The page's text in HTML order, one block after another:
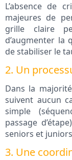
L’absence de
majeures de
grille claire
d’augmenter la
de stabiliser le
2. Un
Dans la
suivent aucun
simple
passage
seniors et
3. Une